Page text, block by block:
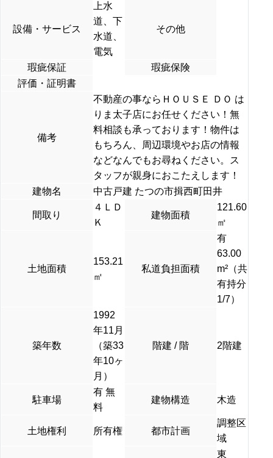
設備・サービス
上水
道、下
水道、
電気
その他
瑕疵保証
瑕疵保険
評価・証明書
備考
不動産の事ならＨＯＵＳＥ ＤＯ は
りま太子店にお任せください！無
料相談も承っております！物件は
もちろん、周辺環境やお店の情報
などなんでもお尋ねください。ス
タッフが親身におこたえします！
建物名
中古戸建 たつの市揖西町田井
間取り
４ＬＤ
Ｋ
建物面積
121.60
㎡
土地面積
153.21
㎡
私道負担面積
有
63.00
m²（共
有持分
1/7）
築年数
1992
年11月
（築33
年10ヶ
月）
階建 / 階 2階建
駐車場
有 無
料
建物構造 木造
土地権利 所有権 都市計画
調整区
域
東